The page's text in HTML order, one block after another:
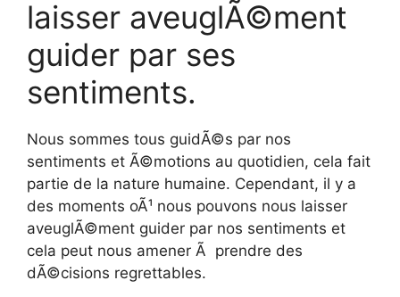
laisser aveuglÃ©ment
guider par ses
sentiments.
Nous sommes tous guidÃ©s par nos
sentiments et Ã©motions au quotidien, cela fait
partie de la nature humaine. Cependant, il y a
des moments oÃ¹ nous pouvons nous laisser
aveuglÃ©ment guider par nos sentiments et
cela peut nous amener Ã prendre des
dÃ©cisions regrettables.